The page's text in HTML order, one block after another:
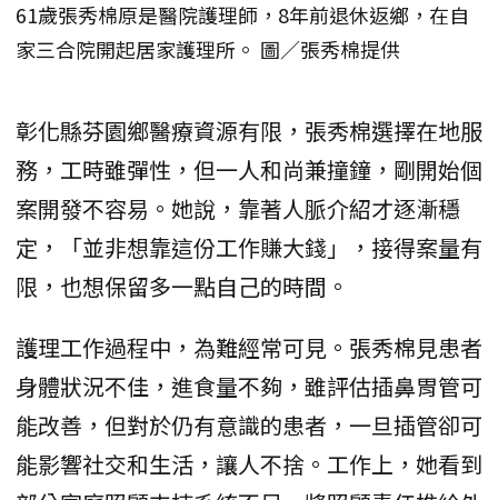
61歲張秀棉原是醫院護理師，8年前退休返鄉，在自
家三合院開起居家護理所。 圖／張秀棉提供
彰化縣芬園鄉醫療資源有限，張秀棉選擇在地服
務，工時雖彈性，但一人和尚兼撞鐘，剛開始個
案開發不容易。她說，靠著人脈介紹才逐漸穩
定，「並非想靠這份工作賺大錢」，接得案量有
限，也想保留多一點自己的時間。
護理工作過程中，為難經常可見。張秀棉見患者
身體狀況不佳，進食量不夠，雖評估插鼻胃管可
能改善，但對於仍有意識的患者，一旦插管卻可
能影響社交和生活，讓人不捨。工作上，她看到